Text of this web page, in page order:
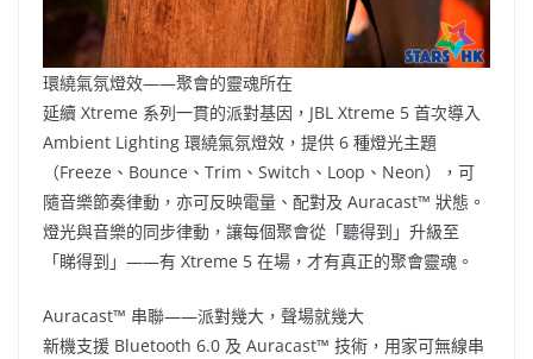
環繞氣氛燈效——聚會的靈魂所在
延續 Xtreme 系列一貫的派對基因，JBL Xtreme 5 首次導入
Ambient Lighting 環繞氣氛燈效，提供 6 種燈光主題
（Freeze、Bounce、Trim、Switch、Loop、Neon），可
隨音樂節奏律動，亦可反映電量、配對及 Auracast™️ 狀態。
燈光與音樂的同步律動，讓每個聚會從「聽得到」升級至
「睇得到」——有 Xtreme 5 在場，才有真正的聚會靈魂。
Auracast™️ 串聯——派對幾大，聲場就幾大
新機支援 Bluetooth 6.0 及 Auracast™️ 技術，用家可無線串